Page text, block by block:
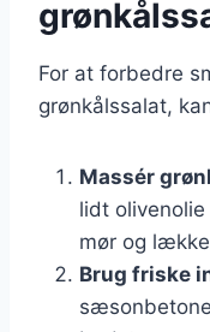
For at forbedre
grønkålssalat,
Massér
lidt
mør og
Brug friske